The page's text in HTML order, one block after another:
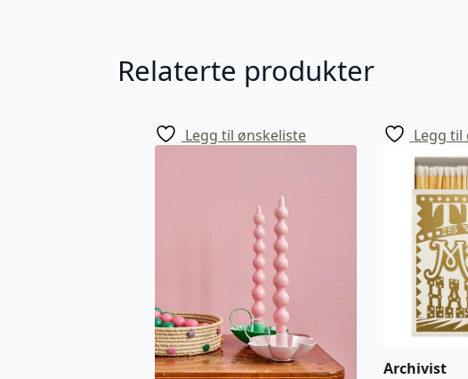
Relaterte produkter
Legg til ønskeliste Legg til
Archivist